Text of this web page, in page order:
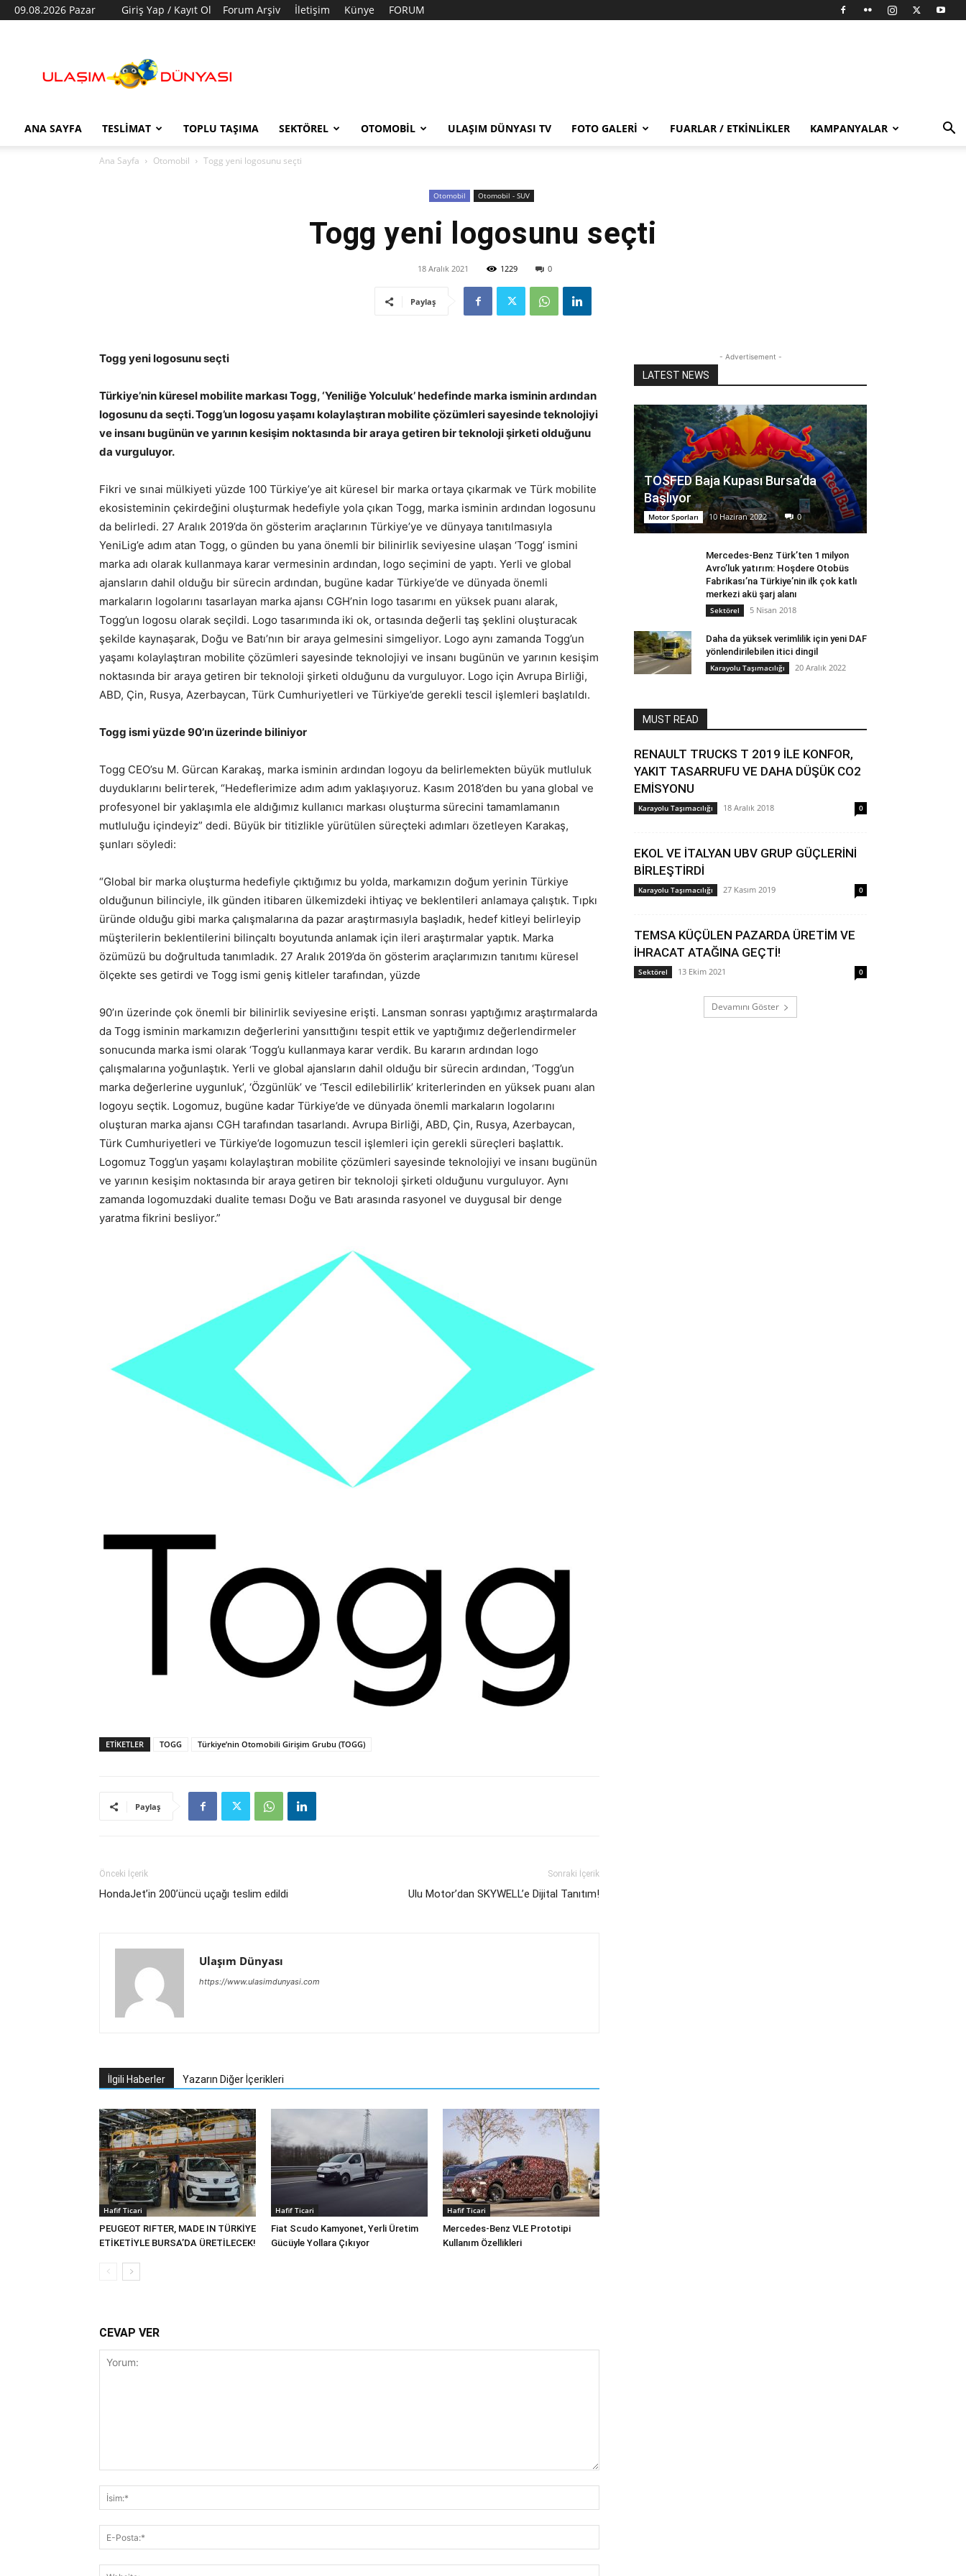
09.08.2026 Pazar Giriş Yap / Kayıt Ol Forum Arşiv İletişim Künye FORUM
Dünyası
ANA SAYFA TESLIMAT TOPLU TAŞIMA SEKTÖREL OTOMOBIL ULAŞIM DÜNYASI TV FOTO GALERI FUARLAR / ETKINLIKLER KAMPANYALAR
Ana Sayfa Otomobil Togg yeni logosunu seçti
Otomobil Otomobil - SUV
Togg yeni logosunu seçti
18 Aralık 2021 1229 0
Paylaş
Togg yeni logosunu seçti
Türkiye’nin küresel mobilite markası Togg, ‘Yeniliğe Yolculuk’ hedefinde marka isminin ardından
logosunu da seçti. Togg’un logosu yaşamı kolaylaştıran mobilite çözümleri sayesinde teknolojiyi
ve insanı bugünün ve yarının kesişim noktasında bir araya getiren bir teknoloji şirketi olduğunu
da vurguluyor.
Fikri ve sınai mülkiyeti yüzde 100 Türkiye’ye ait küresel bir marka ortaya çıkarmak ve Türk mobilite
ekosisteminin çekirdeğini oluşturmak hedefiyle yola çıkan Togg, marka isminin ardından logosunu
da belirledi. 27 Aralık 2019’da ön gösterim araçlarının Türkiye’ye ve dünyaya tanıtılmasıyla
YeniLig’e adım atan Togg, o günden bu yana önemli bir bilinirlik seviyesine ulaşan ‘Togg’ ismini
marka adı olarak kullanmaya karar vermesinin ardından, logo seçimini de yaptı. Yerli ve global
ajansların dahil olduğu bir sürecin ardından, bugüne kadar Türkiye’de ve dünyada önemli
markaların logolarını tasarlayan marka ajansı CGH’nin logo tasarımı en yüksek puanı alarak,
Togg’un logosu olarak seçildi. Logo tasarımında iki ok, ortasında değerli taş şeklini oluşturacak
şekilde kaynaşarak, Doğu ve Batı’nın bir araya gelmesini simgeliyor. Logo aynı zamanda Togg’un
yaşamı kolaylaştıran mobilite çözümleri sayesinde teknolojiyi ve insanı bugünün ve yarının kesişim
noktasında bir araya getiren bir teknoloji şirketi olduğunu da vurguluyor. Logo için Avrupa Birliği,
ABD, Çin, Rusya, Azerbaycan, Türk Cumhuriyetleri ve Türkiye’de gerekli tescil işlemleri başlatıldı.
Togg ismi yüzde 90’ın üzerinde biliniyor
Togg CEO’su M. Gürcan Karakaş, marka isminin ardından logoyu da belirlemekten büyük mutluluk
duyduklarını belirterek, “Hedeflerimize adım adım yaklaşıyoruz. Kasım 2018’den bu yana global ve
profesyonel bir yaklaşımla ele aldığımız kullanıcı markası oluşturma sürecini tamamlamanın
mutluluğu içindeyiz” dedi. Büyük bir titizlikle yürütülen süreçteki adımları özetleyen Karakaş,
şunları söyledi:
“Global bir marka oluşturma hedefiyle çıktığımız bu yolda, markamızın doğum yerinin Türkiye
olduğunun bilinciyle, ilk günden itibaren ülkemizdeki ihtiyaç ve beklentileri anlamaya çalıştık. Tıpkı
üründe olduğu gibi marka çalışmalarına da pazar araştırmasıyla başladık, hedef kitleyi belirleyip
müşterilerin beklentilerini bilinçaltı boyutunda anlamak için ileri araştırmalar yaptık. Marka
özümüzü bu doğrultuda tanımladık. 27 Aralık 2019’da ön gösterim araçlarımızın tanıtımı küresel
ölçekte ses getirdi ve Togg ismi geniş kitleler tarafından, yüzde
90’ın üzerinde çok önemli bir bilinirlik seviyesine erişti. Lansman sonrası yaptığımız araştırmalarda
da Togg isminin markamızın değerlerini yansıttığını tespit ettik ve yaptığımız değerlendirmeler
sonucunda marka ismi olarak ‘Togg’u kullanmaya karar verdik. Bu kararın ardından logo
çalışmalarına yoğunlaştık. Yerli ve global ajansların dahil olduğu bir sürecin ardından, ‘Togg’un
marka değerlerine uygunluk’, ‘Özgünlük’ ve ‘Tescil edilebilirlik’ kriterlerinden en yüksek puanı alan
logoyu seçtik. Logomuz, bugüne kadar Türkiye’de ve dünyada önemli markaların logolarını
oluşturan marka ajansı CGH tarafından tasarlandı. Avrupa Birliği, ABD, Çin, Rusya, Azerbaycan,
Türk Cumhuriyetleri ve Türkiye’de logomuzun tescil işlemleri için gerekli süreçleri başlattık.
Logomuz Togg’un yaşamı kolaylaştıran mobilite çözümleri sayesinde teknolojiyi ve insanı bugünün
ve yarının kesişim noktasında bir araya getiren bir teknoloji şirketi olduğunu vurguluyor. Aynı
zamanda logomuzdaki dualite teması Doğu ve Batı arasında rasyonel ve duygusal bir denge
yaratma fikrini besliyor.”
ETIKETLER TOGG Türkiye’nin Otomobili Girişim Grubu (TOGG)
Paylaş
Önceki İçerik
HondaJet’in 200’üncü uçağı teslim edildi
Sonraki İçerik
Ulu Motor’dan SKYWELL’e Dijital Tanıtım!
Ulaşım Dünyası
https://www.ulasimdunyasi.com
İlgili Haberler Yazarın Diğer İçerikleri
Hafif Ticari
PEUGEOT RIFTER, MADE IN TÜRKİYE
ETİKETİYLE BURSA’DA ÜRETİLECEK!
Hafif Ticari
Fiat Scudo Kamyonet, Yerli Üretim
Gücüyle Yollara Çıkıyor
Hafif Ticari
Mercedes-Benz VLE Prototipi
Kullanım Özellikleri
CEVAP VER
- Advertisement -
LATEST NEWS
TOSFED Baja Kupası Bursa’da
Başlıyor
Motor Sporları 10 Haziran 2022 0
Mercedes-Benz Türk’ten 1 milyon
Avro’luk yatırım: Hoşdere Otobüs
Fabrikası’na Türkiye’nin ilk çok katlı
merkezi akü şarj alanı
Sektörel 5 Nisan 2018
Daha da yüksek verimlilik için yeni DAF
yönlendirilebilen itici dingil
Karayolu Taşımacılığı 20 Aralık 2022
MUST READ
RENAULT TRUCKS T 2019 İLE KONFOR,
YAKIT TASARRUFU VE DAHA DÜŞÜK CO2
EMİSYONU
Karayolu Taşımacılığı 18 Aralık 2018 0
EKOL VE İTALYAN UBV GRUP GÜÇLERİNİ
BİRLEŞTİRDİ
Karayolu Taşımacılığı 27 Kasım 2019 0
TEMSA KÜÇÜLEN PAZARDA ÜRETİM VE
İHRACAT ATAĞINA GEÇTİ!
Sektörel 13 Ekim 2021 0
Devamını Göster